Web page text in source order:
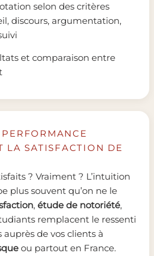
selon des critères
discours, argumentation,
et comparaison entre
LA SATISFACTION DE
? Vraiment ? L’intuition
plus souvent qu’on ne le
, étude de notoriété,
remplacent le ressenti
auprès de vos clients à
ou partout en France.